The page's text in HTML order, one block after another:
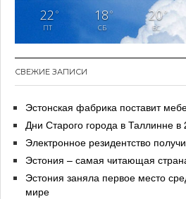
22 °
ПТ
18°
СБ
20°
ВС
СВЕЖИЕ ЗАПИСИ
Эстонская фабрика поставит
Дни Старого города в Таллинне в
Электронное резидентство
Эстония – самая читающая
Эстония заняла первое место
мире